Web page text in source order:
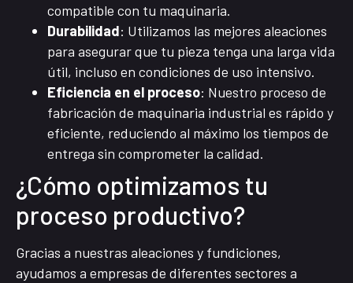
compatible con tu maquinaria.
Durabilidad: Utilizamos las mejores aleaciones
para asegurar que tu pieza tenga una larga vida
útil, incluso en condiciones de uso intensivo.
Eficiencia en el proceso: Nuestro proceso de
fabricación de maquinaria industrial es rápido y
eficiente, reduciendo al máximo los tiempos de
entrega sin comprometer la calidad.
¿Cómo optimizamos tu
proceso productivo?
Gracias a nuestras aleaciones y fundiciones,
ayudamos a empresas de diferentes sectores a